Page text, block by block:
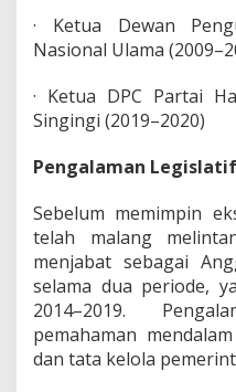
· Ketua Dewan
Nasional Ulama
· Ketua DPC Partai
Singingi (2019–2020)
Pengalaman Legislatif
Sebelum memimpin
telah malang
menjabat sebagai
selama dua periode,
2014–2019.
pemahaman
dan tata kelola